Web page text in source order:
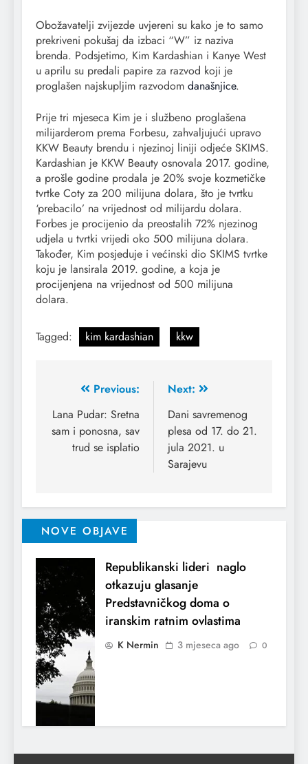
Obožavatelji zvijezde uvjereni su kako je to samo
prekriveni pokušaj da izbaci “W” iz naziva
brenda. Podsjetimo, Kim Kardashian i Kanye West
u aprilu su predali papire za razvod koji je
proglašen najskupljim razvodom današnjice.
Prije tri mjeseca Kim je i službeno proglašena
milijarderom prema Forbesu, zahvaljujući upravo
KKW Beauty brendu i njezinoj liniji odjeće SKIMS.
Kardashian je KKW Beauty osnovala 2017. godine,
a prošle godine prodala je 20% svoje kozmetičke
tvrtke Coty za 200 milijuna dolara, što je tvrtku
‘prebacilo’ na vrijednost od milijardu dolara.
Forbes je procijenio da preostalih 72% njezinog
udjela u tvrtki vrijedi oko 500 milijuna dolara.
Također, Kim posjeduje i većinski dio SKIMS tvrtke
koju je lansirala 2019. godine, a koja je
procijenjena na vrijednost od 500 milijuna
dolara.
Tagged: kim kardashian kkw
Previous:
Lana Pudar: Sretna
sam i ponosna, sav
trud se isplatio
Next:
Dani savremenog
plesa od 17. do 21.
jula 2021. u
Sarajevu
NOVE OBJAVE
Republikanski lideri naglo
otkazuju glasanje
Predstavničkog doma o
iranskim ratnim ovlastima
K Nermin 3 mjeseca ago 0